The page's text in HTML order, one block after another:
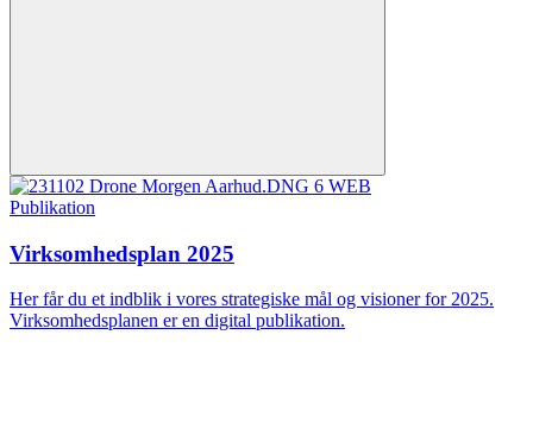
Publikation
Virksomhedsplan 2025
Her får du et indblik i vores strategiske mål og visioner for 2025.
Virksomhedsplanen er en digital publikation.